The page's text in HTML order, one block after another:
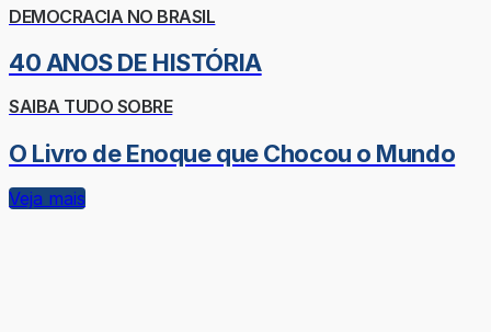
DEMOCRACIA NO BRASIL
40 ANOS DE HISTÓRIA
SAIBA TUDO SOBRE
O Livro de Enoque que Chocou o Mundo
Veja mais